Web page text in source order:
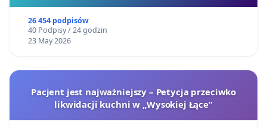
26 454 podpisów
40 Podpisy / 24 godzin
23 May 2026
Pacjent jest najważniejszy – Petycja przeciwko
likwidacji kuchni w „Wysokiej Łące”